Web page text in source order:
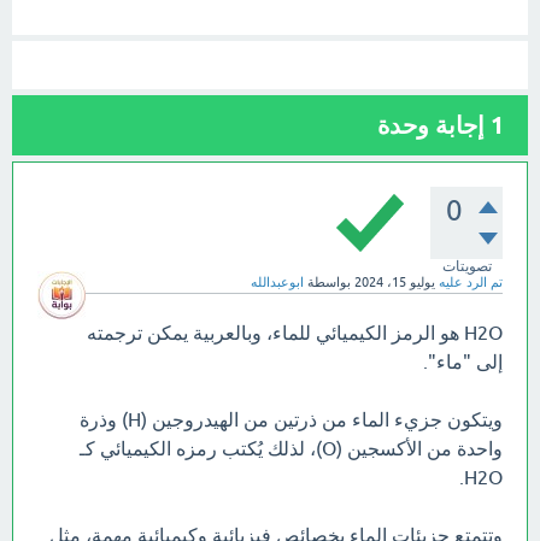
1 إجابة وحدة
0
تصويتات
تم الرد عليه يوليو 15، 2024 بواسطة ابوعبدالله
H2O هو الرمز الكيميائي للماء، وبالعربية يمكن ترجمته
إلى "ماء".
ويتكون جزيء الماء من ذرتين من الهيدروجين (H) وذرة
واحدة من الأكسجين (O)، لذلك يُكتب رمزه الكيميائي كـ
H2O.
وتتمتع جزيئات الماء بخصائص فيزيائية وكيميائية مهمة، مثل